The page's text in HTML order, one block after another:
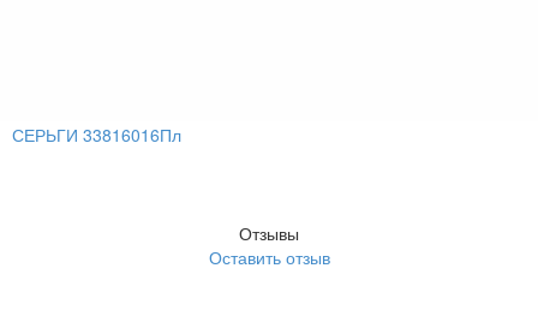
СЕРЬГИ 33816016Пл
Отзывы
Оставить отзыв